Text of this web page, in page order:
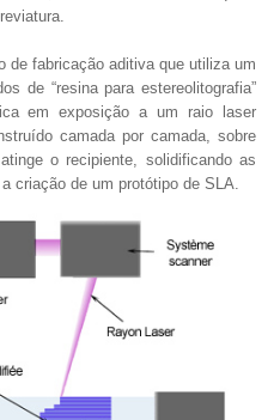
de fabricação aditiva que utiliza um
de “resina para estereolitografia”
em exposição a um raio laser
camada por camada, sobre
o recipiente, solidificando as
criação de um protótipo de SLA.